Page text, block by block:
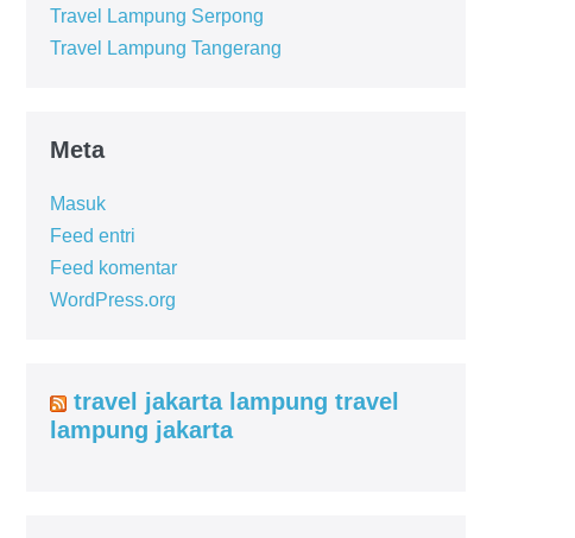
Travel Lampung Serpong
Travel Lampung Tangerang
Meta
Masuk
Feed entri
Feed komentar
WordPress.org
travel jakarta lampung travel
lampung jakarta